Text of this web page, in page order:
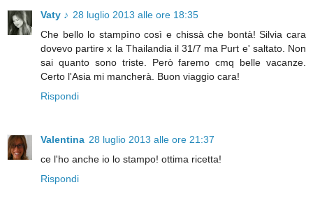
Vaty ♪ 28 luglio 2013 alle ore 18:35
Che bello lo stampìno così e chissà che bontà! Silvia cara
dovevo partire x la Thailandia il 31/7 ma Purt e' saltato. Non
sai quanto sono triste. Però faremo cmq belle vacanze.
Certo l'Asia mi mancherà. Buon viaggio cara!
Rispondi
Valentina 28 luglio 2013 alle ore 21:37
ce l'ho anche io lo stampo! ottima ricetta!
Rispondi